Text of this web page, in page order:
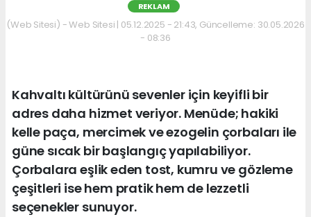
REKLAM
(Web Sitesi) - Web Sitesi | 05.12.2025 - 21:43, Güncelleme: 30.05.2026
- 08:36
Kahvaltı kültürünü sevenler için keyifli bir
adres daha hizmet veriyor. Menüde; hakiki
kelle paça, mercimek ve ezogelin çorbaları ile
güne sıcak bir başlangıç yapılabiliyor.
Çorbalara eşlik eden tost, kumru ve gözleme
çeşitleri ise hem pratik hem de lezzetli
seçenekler sunuyor.